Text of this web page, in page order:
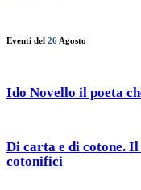
Eventi del 26 Agosto
Ido Novello il poeta
Di carta e di cotone.
cotonifici